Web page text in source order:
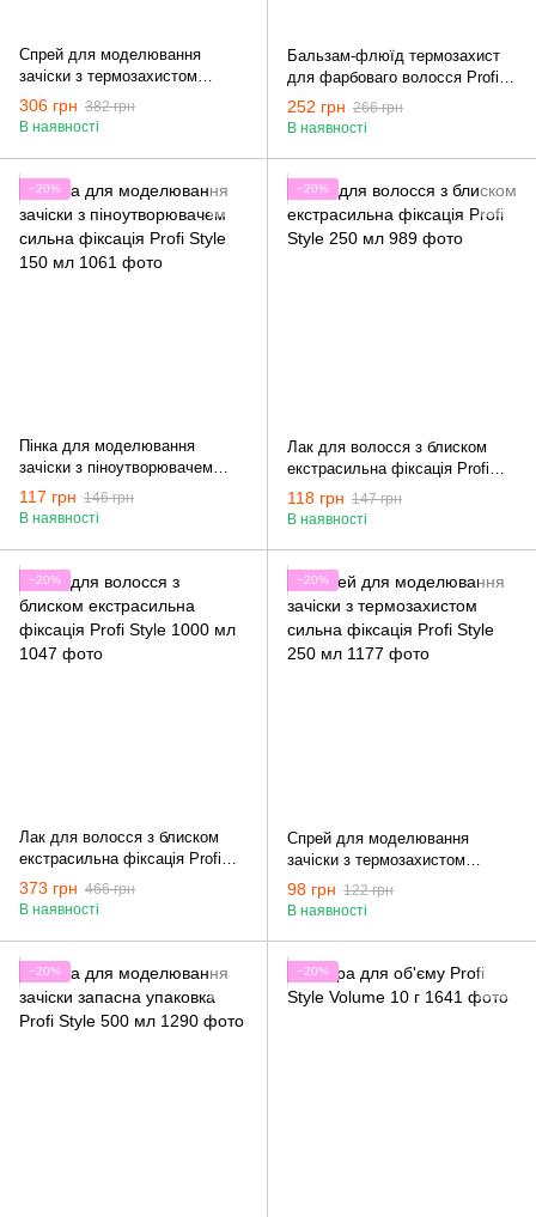
Спрей для моделювання
зачіски з термозахистом
сильна фіксація Profi Style
1000 мл
306 грн 382 грн
В наявності
Бальзам-флюїд термозахист
для фарбоваго волосся Profi
Style Color 100 мл
252 грн 266 грн
В наявності
−20%
Пінка для моделювання
зачіски з піноутворювачем
сильна фіксація Profi Style 150
мл
117 грн 146 грн
В наявності
−20%
Лак для волосся з блиском
екстрасильна фіксація Profi
Style 250 мл
118 грн 147 грн
В наявності
−20%
Лак для волосся з блиском
екстрасильна фіксація Profi
Style 1000 мл
373 грн 466 грн
В наявності
−20%
Спрей для моделювання
зачіски з термозахистом
сильна фіксація Profi Style 250
мл
98 грн 122 грн
В наявності
−20% −20%